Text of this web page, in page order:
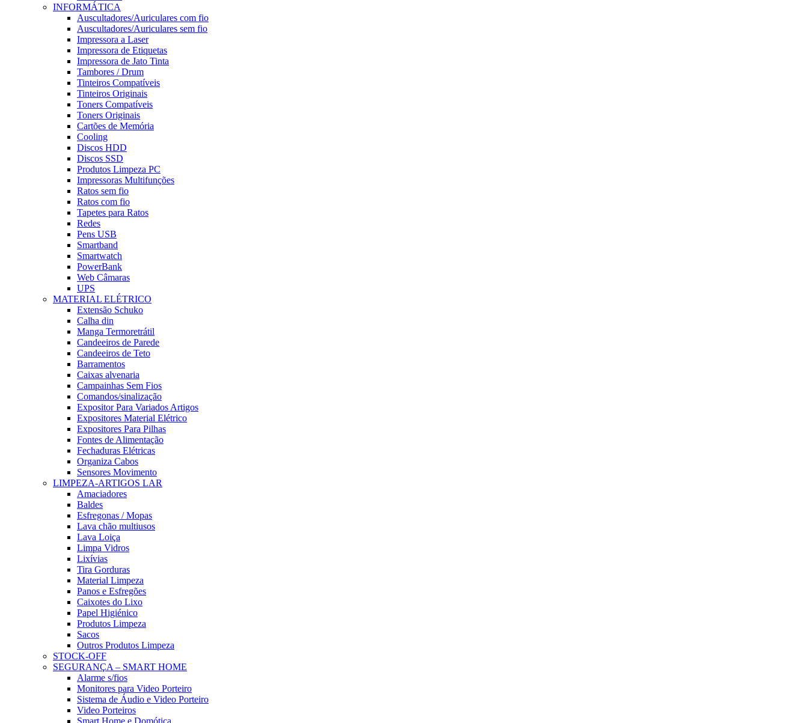
INFORMÁTICA
Auscultadores/Auriculares com fio
Auscultadores/Auriculares sem fio
Impressora a Laser
Impressora de Etiquetas
Impressora de Jato Tinta
Tambores / Drum
Tinteiros Compatíveis
Tinteiros Originais
Toners Compatíveis
Toners Originais
Cartões de Memória
Cooling
Discos HDD
Discos SSD
Produtos Limpeza PC
Impressoras Multifunções
Ratos sem fio
Ratos com fio
Tapetes para Ratos
Redes
Pens USB
Smartband
Smartwatch
PowerBank
Web Câmaras
UPS
MATERIAL ELÉTRICO
Extensão Schuko
Calha din
Manga Termoretrátil
Candeeiros de Parede
Candeeiros de Teto
Barramentos
Caixas alvenaria
Campainhas Sem Fios
Comandos/sinalização
Expositor Para Variados Artigos
Expositores Material Elétrico
Expositores Para Pilhas
Fontes de Alimentação
Fechaduras Elétricas
Organiza Cabos
Sensores Movimento
LIMPEZA-ARTIGOS LAR
Amaciadores
Baldes
Esfregonas / Mopas
Lava chão multiusos
Lava Loiça
Limpa Vidros
Lixívias
Tira Gorduras
Material Limpeza
Panos e Esfregões
Caixotes do Lixo
Papel Higiénico
Produtos Limpeza
Sacos
Outros Produtos Limpeza
STOCK-OFF
SEGURANÇA – SMART HOME
Alarme s/fios
Monitores para Video Porteiro
Sistema de Áudio e Video Porteiro
Video Porteiros
Smart Home e Domótica